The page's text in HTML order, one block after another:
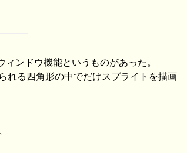
ィンドウ機能というものがあった。
れる四角形の中でだけスプライトを描画